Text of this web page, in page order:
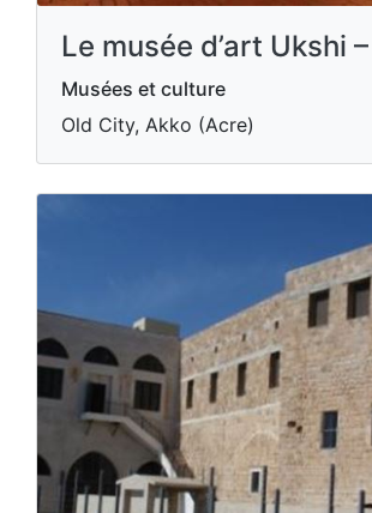
Le musée d’art Ukshi
Musées et culture
Old City, Akko (Acre)